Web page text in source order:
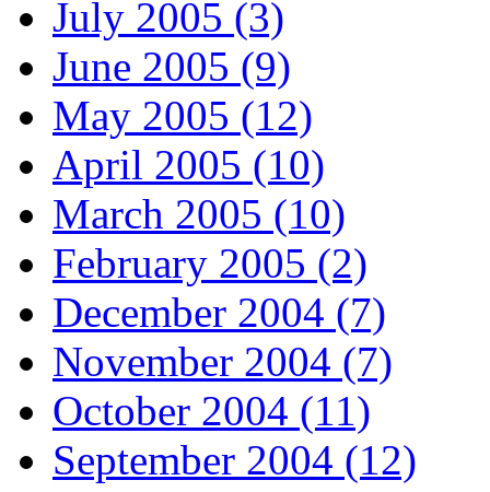
July 2005 (3)
June 2005 (9)
May 2005 (12)
April 2005 (10)
March 2005 (10)
February 2005 (2)
December 2004 (7)
November 2004 (7)
October 2004 (11)
September 2004 (12)